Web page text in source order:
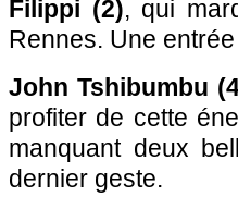
Filippi (2), qui
Rennes. Une
John Tshibumbu
profiter de cette
manquant deux
dernier geste.